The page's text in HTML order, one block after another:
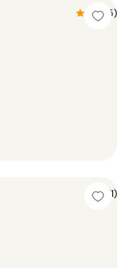
4.4 (5)
5 (1)